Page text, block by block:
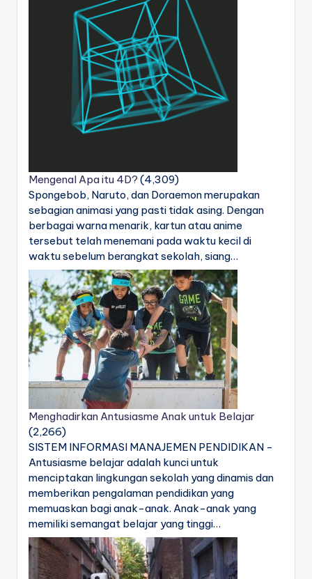
Mengenal Apa itu 4D? (4,309)
Spongebob, Naruto, dan Doraemon merupakan
sebagian animasi yang pasti tidak asing. Dengan
berbagai warna menarik, kartun atau anime
tersebut telah menemani pada waktu kecil di
waktu sebelum berangkat sekolah, siang…
Menghadirkan Antusiasme Anak untuk Belajar
(2,266)
SISTEM INFORMASI MANAJEMEN PENDIDIKAN -
Antusiasme belajar adalah kunci untuk
menciptakan lingkungan sekolah yang dinamis dan
memberikan pengalaman pendidikan yang
memuaskan bagi anak-anak. Anak-anak yang
memiliki semangat belajar yang tinggi…